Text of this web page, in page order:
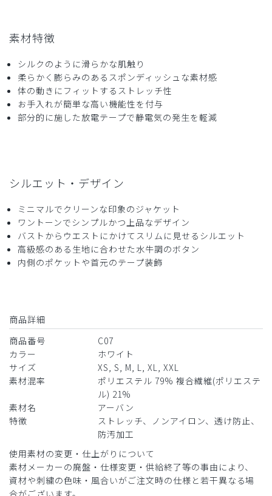
着心地が良い
これまで海外製のジャケットを試用していましたが、質感が
固く、特に腕周りと背中にストレスがありました。このアー
バンジャケットはこれらを解消してくれています。もし可能
であればサイズ展開をさらに広げて（大きめ）いただきたい
です。
ご購入者様
購入確認済み
快適に着ることができています。洗濯やクリーニングには少
し出しにくいかもしれません
商品： C07メンズ白衣:アーバンジャケット/白/M
役に立った
タオカ様
購入確認済み
年齢:50代 身長: 171-175cm 体重:66-70kg
素材特徴
シルクのように滑らかな肌触り
柔らかく膨らみのあるスポンディッシュな素材感
体の動きにフィットするストレッチ性
お手入れが簡単な高い機能性を付与
部分的に施した放電テープで静電気の発生を軽減
シルエット・デザイン
ミニマルでクリーンな印象のジャケット
ワントーンでシンプルかつ上品なデザイン
バストからウエストにかけてスリムに見せるシルエット
高級感のある生地に合わせた水牛調のボタン
内側のポケットや首元のテープ装飾
商品詳細
商品番号
C07
カラー
ホワイト
サイズ
XS, S, M, L, XL, XXL
素材混率
ポリエステル 79% 複合繊維(ポリエステ
ル) 21%
素材名
アーバン
特徴
ストレッチ、ノンアイロン、透け防止、
防汚加工
使用素材の変更・仕上がりについて
素材メーカーの廃盤・仕様変更・供給終了等の事由により、
資材や刺繍の色味・風合いがご注文時の仕様と若干異なる場